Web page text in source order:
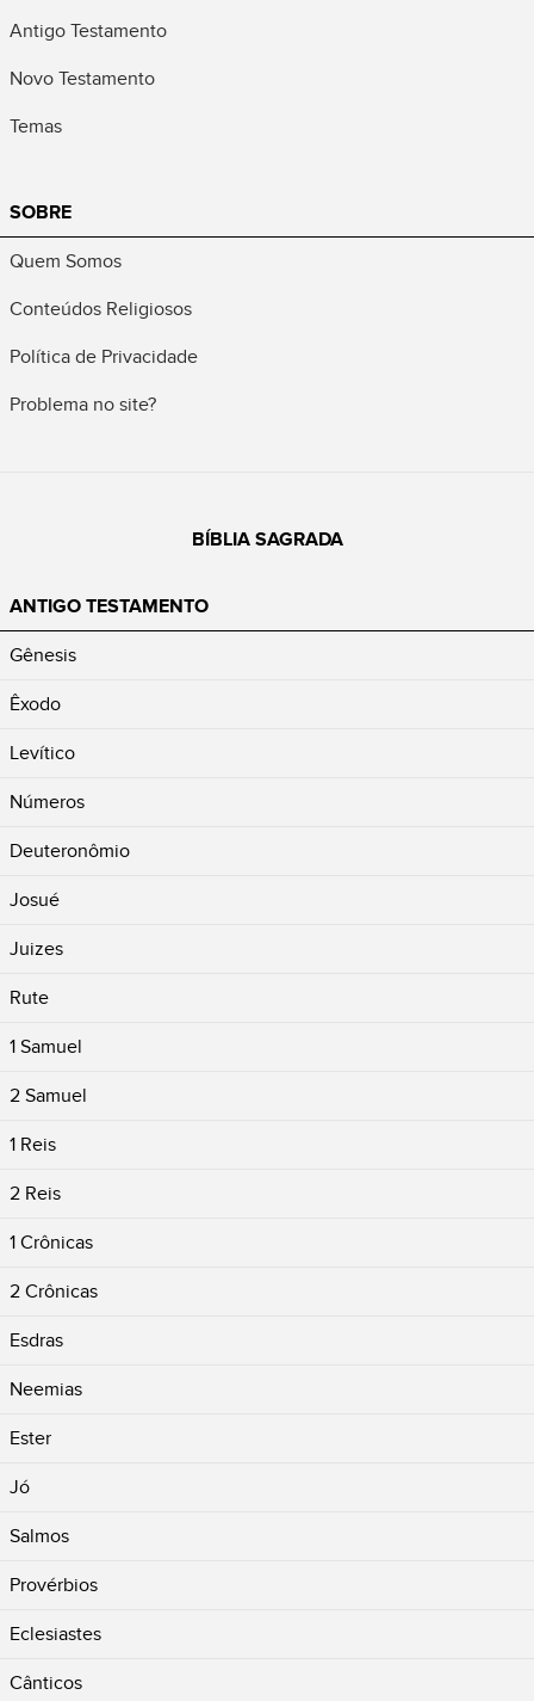
Antigo Testamento
Novo Testamento
Temas
SOBRE
Quem Somos
Conteúdos Religiosos
Política de Privacidade
Problema no site?
BÍBLIA SAGRADA
ANTIGO TESTAMENTO
Gênesis
Êxodo
Levítico
Números
Deuteronômio
Josué
Juizes
Rute
1 Samuel
2 Samuel
1 Reis
2 Reis
1 Crônicas
2 Crônicas
Esdras
Neemias
Ester
Jó
Salmos
Provérbios
Eclesiastes
Cânticos